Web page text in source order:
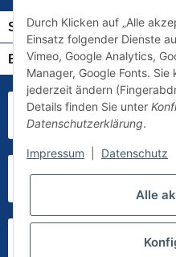
Service
Bezahlung & Versand
Durch Klicken auf „Alle
Einsatz folgender Dienste
Vimeo, Google Analytics,
Manager, Google Fonts. Sie
jederzeit ändern
Details finden Sie unter
Datenschutzerklärung.
Impressum Datenschutz
Alle